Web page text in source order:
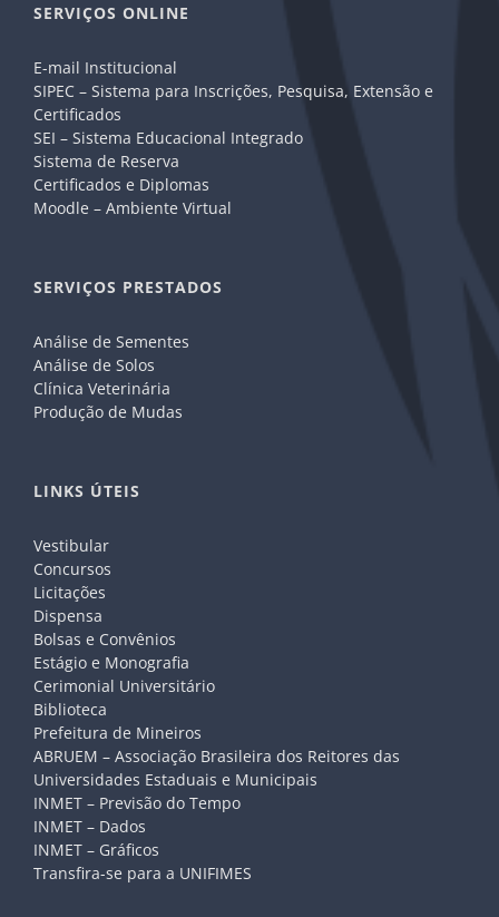
SERVIÇOS ONLINE
E-mail Institucional
SIPEC – Sistema para Inscrições, Pesquisa, Extensão e
Certificados
SEI – Sistema Educacional Integrado
Sistema de Reserva
Certificados e Diplomas
Moodle – Ambiente Virtual
SERVIÇOS PRESTADOS
Análise de Sementes
Análise de Solos
Clínica Veterinária
Produção de Mudas
LINKS ÚTEIS
Vestibular
Concursos
Licitações
Dispensa
Bolsas e Convênios
Estágio e Monografia
Cerimonial Universitário
Biblioteca
Prefeitura de Mineiros
ABRUEM – Associação Brasileira dos Reitores das
Universidades Estaduais e Municipais
INMET – Previsão do Tempo
INMET – Dados
INMET – Gráficos
Transfira-se para a UNIFIMES